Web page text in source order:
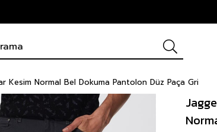
Kesim Normal Bel Dokuma Pantolon Düz Paça Gri